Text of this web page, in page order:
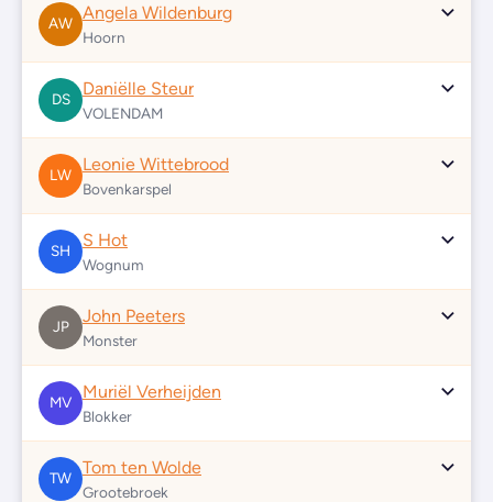
AW
Angela Wildenburg
Hoorn
DS
Daniëlle Steur
VOLENDAM
LW
Leonie Wittebrood
Bovenkarspel
SH
S Hot
Wognum
JP
John Peeters
Monster
MV
Muriël Verheijden
Blokker
TW
Tom ten Wolde
Grootebroek